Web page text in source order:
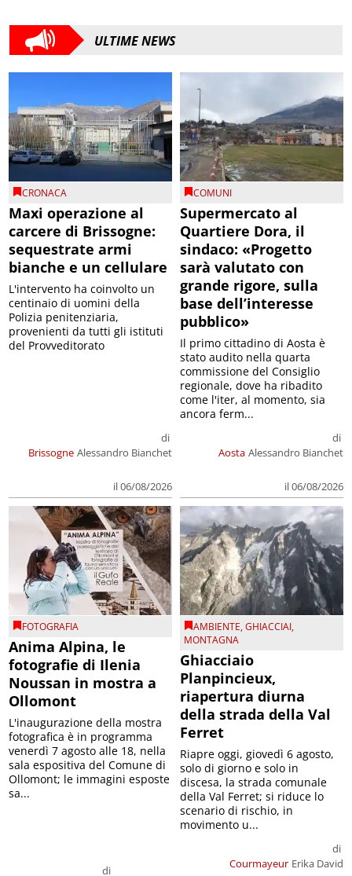
ULTIME NEWS
CRONACA
Maxi operazione al
carcere di Brissogne:
sequestrate armi
bianche e un cellulare
Brissogne
di
Alessandro Bianchet
il 06/08/2026
L'intervento ha coinvolto un
centinaio di uomini della
Polizia penitenziaria,
provenienti da tutti gli istituti
del Provveditorato
COMUNI
Supermercato al
Quartiere Dora, il
sindaco: «Progetto
sarà valutato con
grande rigore, sulla
base dell’interesse
pubblico»
Aosta
di
Alessandro Bianchet
il 06/08/2026
Il primo cittadino di Aosta è
stato audito nella quarta
commissione del Consiglio
regionale, dove ha ribadito
come l'iter, al momento, sia
ancora ferm...
FOTOGRAFIA
Anima Alpina, le
fotografie di Ilenia
Noussan in mostra a
Ollomont
di
L'inaugurazione della mostra
fotografica è in programma
venerdì 7 agosto alle 18, nella
sala espositiva del Comune di
Ollomont; le immagini esposte
sa...
AMBIENTE,GHIACCIAI,
MONTAGNA
Ghiacciaio
Planpincieux,
riapertura diurna
della strada della Val
Ferret
Courmayeur
di
Erika David
Riapre oggi, giovedì 6 agosto,
solo di giorno e solo in
discesa, la strada comunale
della Val Ferret; si riduce lo
scenario di rischio, in
movimento u...